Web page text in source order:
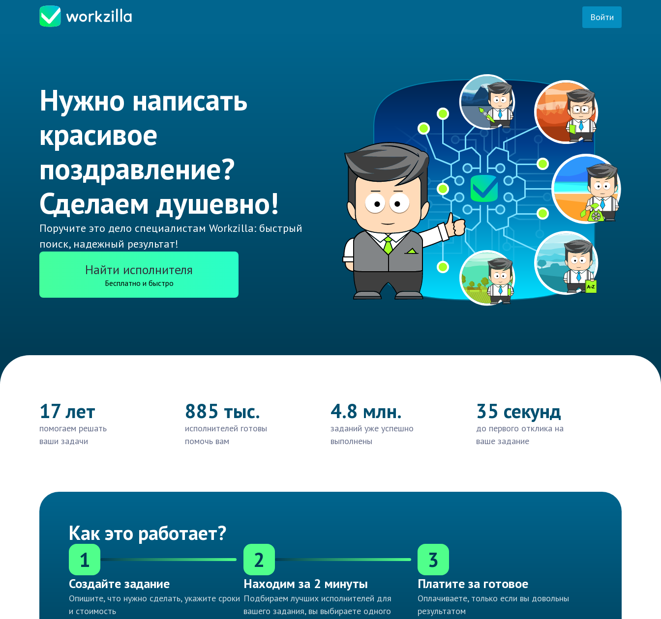
Войти
Нужно написать
красивое
поздравление?
Сделаем душевно!
Поручите это дело специалистам Workzilla: быстрый
поиск, надежный результат!
Найти исполнителя
Бесплатно и быстро
17 лет
помогаем решать
ваши задачи
885 тыс.
исполнителей готовы
помочь вам
4.8 млн.
заданий уже успешно
выполнены
35 секунд
до первого отклика на
ваше задание
Как это работает?
1
Создайте задание
Опишите, что нужно сделать, укажите сроки
и стоимость
2
Находим за 2 минуты
Подбираем лучших исполнителей для
вашего задания, вы выбираете одного
3
Платите за готовое
Оплачиваете, только если вы довольны
результатом